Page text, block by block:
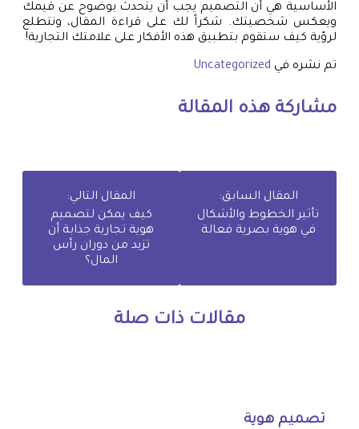
الأساسية هي أن التصميم يجب أن يتحدث بوضوح عن قيمك
ويعكس شخصيتك. شكراً لك على قراءة المقال، ونتطلع
لرؤية كيف ستقوم بتطبيق هذه الأفكار على علامتك التجارية!
تم نشره في Uncategorized
مشاركة هذه المقالة
المقال السابق:
تأثير الخطوط والأشكال
في هوية بصرية فعالة
المقال التالي:
كيف يمكن لتصميم
هوية تجارية جذابة أن
تزيد من دوران رأس
المال؟
مقالات ذات صلة
تصميم هوية